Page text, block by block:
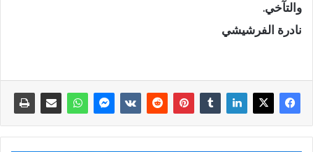
والتآخي.
نادرة الفرشيشي